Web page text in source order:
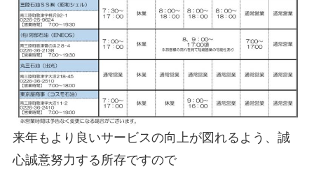
来年もより良いサービスの向上が図れるよう、誠
心誠意努力する所存ですので